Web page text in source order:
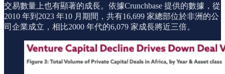
交易數量上也有顯著的成長。依據Crunchbase 提供的數據，從
2010 年到2023 年10 月期間，共有16,699 家總部位於非洲的公
司企業成立，相比2000 年代的6,079 家成長將近三倍。